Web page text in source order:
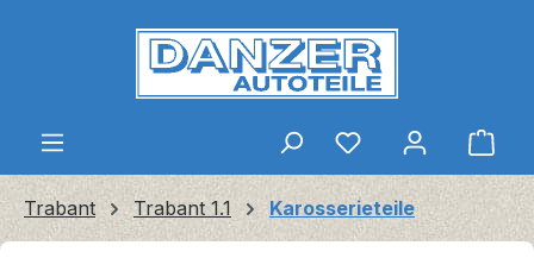
Zum Hauptinhalt springen
Trabant Trabant 1.1 Karosserieteile